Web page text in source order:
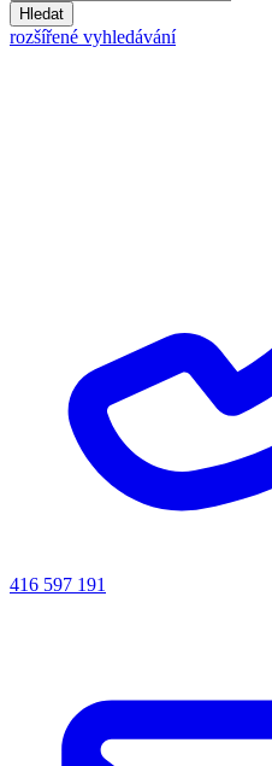
Hledat
rozšířené vyhledávání
416 597 191